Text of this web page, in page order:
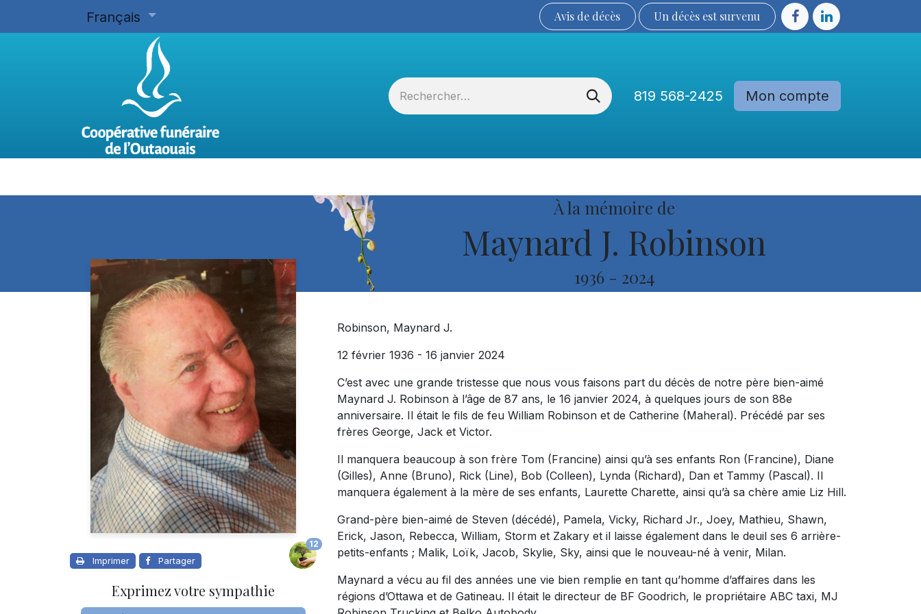
Français Avis de décès Un décès est sur​​​​​​​​ve​nu​​​​​​​​​​
819 568-2425 Mon compte
À la mémoire de
Maynard J. Robinson
1936 - 2024
Imprimer Partager
12
Exprimez votre sympathie
Robinson, Maynard J.
12 février 1936 - 16 janvier 2024
C’est avec une grande tristesse que nous vous faisons part du décès de notre père bien-aimé
Maynard J. Robinson à l’âge de 87 ans, le 16 janvier 2024, à quelques jours de son 88e
anniversaire. Il était le fils de feu William Robinson et de Catherine (Maheral). Précédé par ses
frères George, Jack et Victor.
Il manquera beaucoup à son frère Tom (Francine) ainsi qu’à ses enfants Ron (Francine), Diane
(Gilles), Anne (Bruno), Rick (Line), Bob (Colleen), Lynda (Richard), Dan et Tammy (Pascal). Il
manquera également à la mère de ses enfants, Laurette Charette, ainsi qu’à sa chère amie Liz Hill.
Grand-père bien-aimé de Steven (décédé), Pamela, Vicky, Richard Jr., Joey, Mathieu, Shawn,
Erick, Jason, Rebecca, William, Storm et Zakary et il laisse également dans le deuil ses 6 arrière-
petits-enfants ; Malik, Loïk, Jacob, Skylie, Sky, ainsi que le nouveau-né à venir, Milan.
Maynard a vécu au fil des années une vie bien remplie en tant qu’homme d’affaires dans les
régions d’Ottawa et de Gatineau. Il était le directeur de BF Goodrich, le propriétaire ABC taxi, MJ